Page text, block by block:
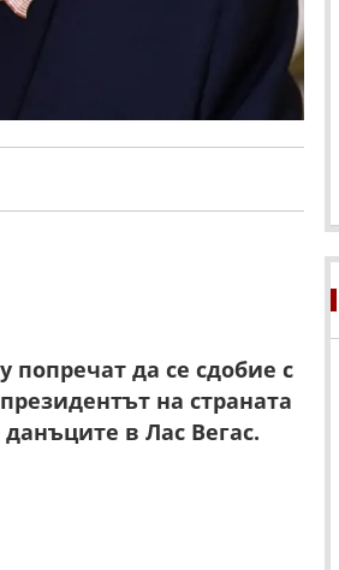
да се сдобие с
на страната
в Лас Вегас.